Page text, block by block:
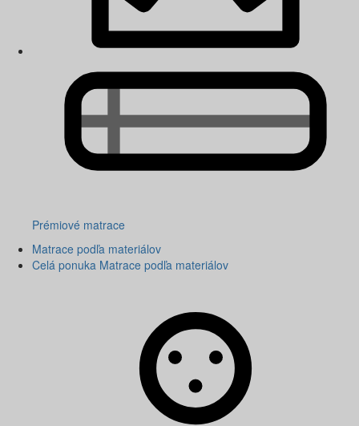
Prémiové matrace
Matrace podľa materiálov
Celá ponuka Matrace podľa materiálov